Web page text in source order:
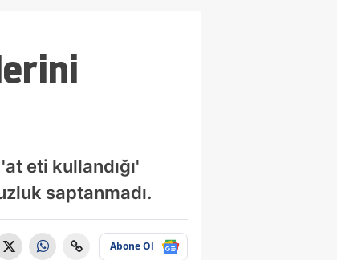
eti kullandığı'
saptanmadı.
Abone Ol